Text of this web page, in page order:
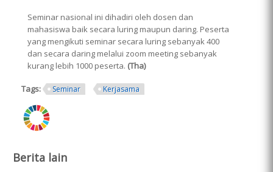
Seminar nasional ini dihadiri oleh dosen dan
mahasiswa baik secara luring maupun daring. Peserta
yang mengikuti seminar secara luring sebanyak 400
dan secara daring melalui zoom meeting sebanyak
kurang lebih 1000 peserta. (Tha)
Tags: Seminar Kerjasama
ring.png
Berita lain